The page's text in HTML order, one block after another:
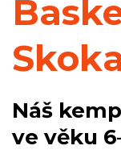
Náš
ve věku